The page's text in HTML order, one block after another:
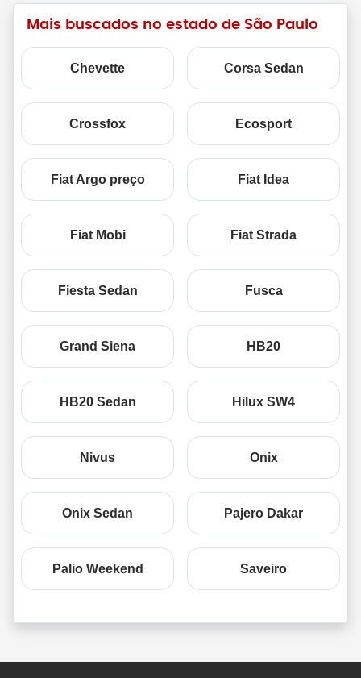
Mais buscados no estado de São Paulo
Chevette Corsa Sedan
Crossfox Ecosport
Fiat Argo preço Fiat Idea
Fiat Mobi Fiat Strada
Fiesta Sedan Fusca
Grand Siena HB20
HB20 Sedan Hilux SW4
Nivus Onix
Onix Sedan Pajero Dakar
Palio Weekend Saveiro